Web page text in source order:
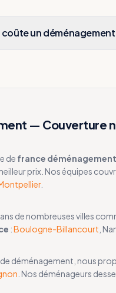
un déménagement
— Couverture
de france déménagement
prix. Nos équipes
.
de nombreuses villes
:Boulogne-Billancourt ,
de déménagement, nous
. Nos déménageurs